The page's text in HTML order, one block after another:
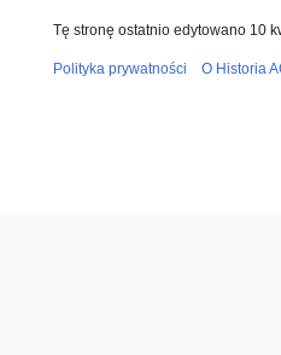
Tę stronę ostatnio edytowano 10
Polityka prywatności O Historia